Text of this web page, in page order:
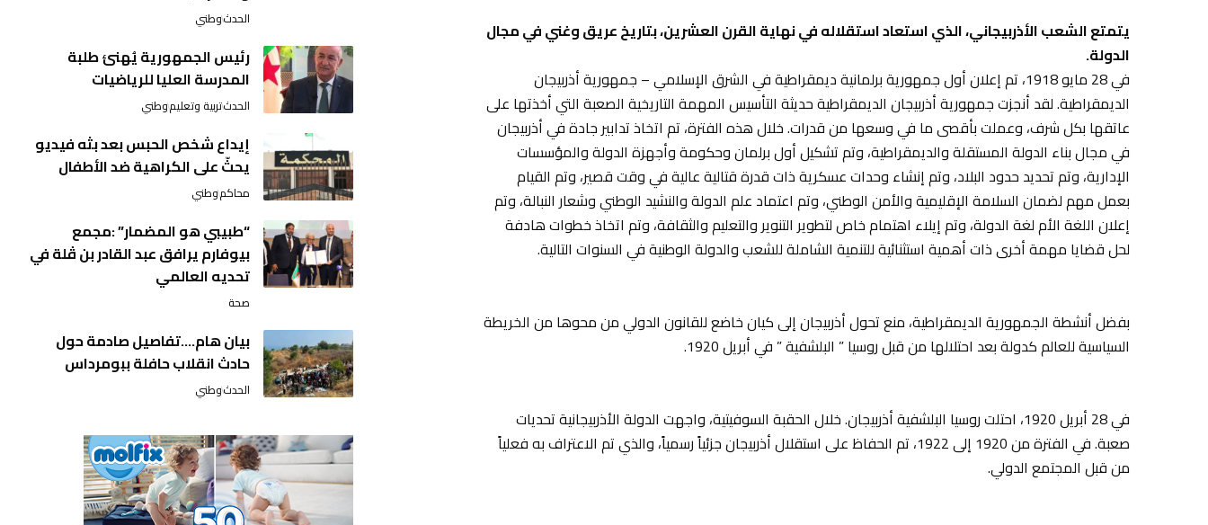
يتمتع الشعب الأذربيجاني، الذي استعاد استقلاله في نهاية القرن العشرين، بتاريخ عريق وغني في مجال
الدولة.
في 28 مايو 1918، تم إعلان أول جمهورية برلمانية ديمقراطية في الشرق الإسلامي – جمهورية أذربيجان
الديمقراطية. لقد أنجزت جمهورية أذربيجان الديمقراطية حديثة التأسيس المهمة التاريخية الصعبة التي أخذتها على
عاتقها بكل شرف، وعملت بأقصى ما في وسعها من قدرات. خلال هذه الفترة، تم اتخاذ تدابير جادة في أذربيجان
في مجال بناء الدولة المستقلة والديمقراطية، وتم تشكيل أول برلمان وحكومة وأجهزة الدولة والمؤسسات
الإدارية، وتم تحديد حدود البلاد، وتم إنشاء وحدات عسكرية ذات قدرة قتالية عالية في وقت قصير، وتم القيام
بعمل مهم لضمان السلامة الإقليمية والأمن الوطني، وتم اعتماد علم الدولة والنشيد الوطني وشعار النبالة، وتم
إعلان اللغة الأم لغة الدولة، وتم إيلاء اهتمام خاص لتطوير التنوير والتعليم والثقافة، وتم اتخاذ خطوات هادفة
لحل قضايا مهمة أخرى ذات أهمية استثنائية للتنمية الشاملة للشعب والدولة الوطنية في السنوات التالية.
بفضل أنشطة الجمهورية الديمقراطية، منع تحول أذربيجان إلى كيان خاضع للقانون الدولي من محوها من الخريطة
السياسية للعالم كدولة بعد احتلالها من قبل روسيا ” البلشفية ” في أبريل 1920.
في 28 أبريل 1920، احتلت روسيا البلشفية أذربيجان. خلال الحقبة السوفيتية، واجهت الدولة الأذربيجانية تحديات
صعبة. في الفترة من 1920 إلى 1922، تم الحفاظ على استقلال أذربيجان جزئياً رسمياً، والذي تم الاعتراف به فعلياً
من قبل المجتمع الدولي.
الحدثوطني
رئيس الجمهورية يُهنئ طلبة
المدرسة العليا للرياضيات
الحدثتربية وتعليموطني
إيداع شخص الحبس بعد بثه فيديو
يحثّ على الكراهية ضد الأطفال
محاكموطني
“طبيبي هو المضمار” :مجمع
بيوفارم يرافق عبد القادر بن ڤلة في
تحديه العالمي
صحة
بيان هام….تفاصيل صادمة حول
حادث انقلاب حافلة ببومرداس
الحدثوطني